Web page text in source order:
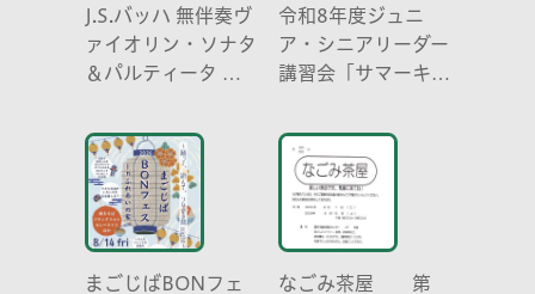
J.S.バッハ 無伴奏ヴ
ァイオリン・ソナタ
＆パルティータ 全
祐貴 川口尭史 伊東
真奈
令和8年度ジュニ
ア・シニアリーダー
講習会「サマーキャ
まごじばBONフェ
なごみ茶屋 第